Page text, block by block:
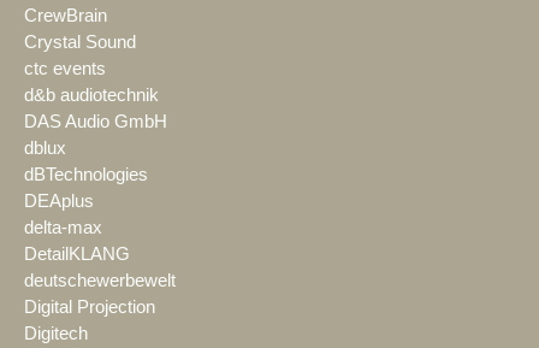
CrewBrain
Crystal Sound
ctc events
d&b audiotechnik
DAS Audio GmbH
dblux
dBTechnologies
DEAplus
delta-max
DetailKLANG
deutschewerbewelt
Digital Projection
Digitech